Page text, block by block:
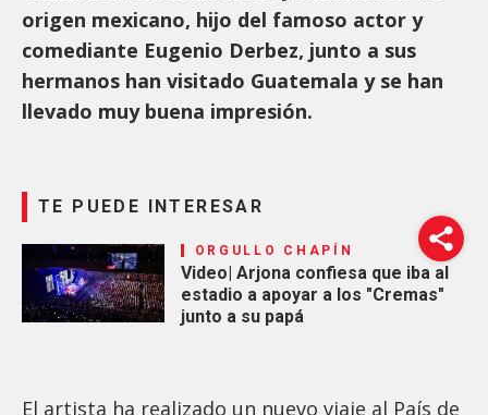
origen mexicano, hijo del famoso actor y
comediante Eugenio Derbez, junto a sus
hermanos han visitado Guatemala y se han
llevado muy buena impresión.
TE PUEDE INTERESAR
ORGULLO CHAPÍN
Video| Arjona confiesa que iba al
estadio a apoyar a los "Cremas"
junto a su papá
El artista ha realizado un nuevo viaje al País de